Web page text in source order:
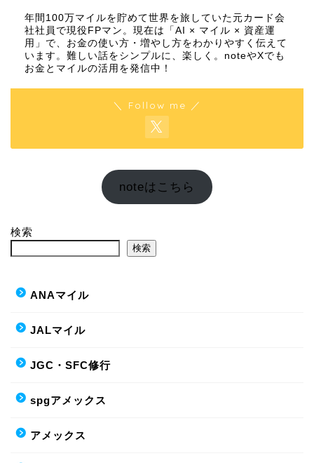
年間100万マイルを貯めて世界を旅していた元カード会
社社員で現役FPマン。現在は「AI × マイル × 資産運
用」で、お金の使い方・増やし方をわかりやすく伝えて
います。難しい話をシンプルに、楽しく。noteやXでも
お金とマイルの活用を発信中！
＼ Follow me ／
noteはこちら
検索
検索
ANAマイル
JALマイル
JGC・SFC修行
spgアメックス
アメックス